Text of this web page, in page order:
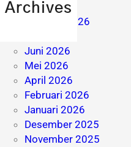
Archives
Agustus 2026
Juni 2026
Mei 2026
April 2026
Februari 2026
Januari 2026
Desember 2025
November 2025